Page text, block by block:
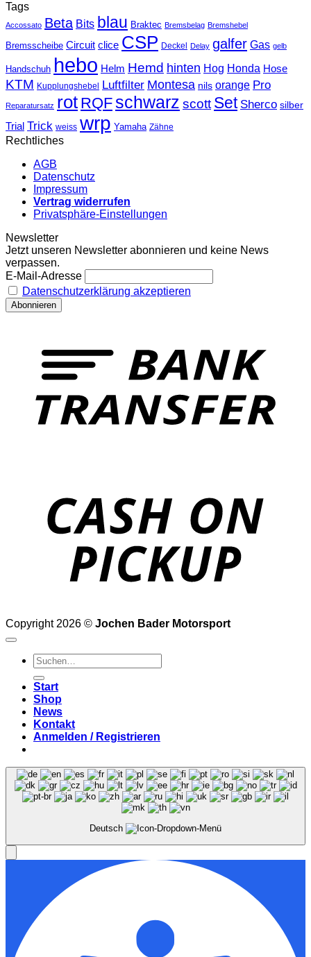
Tags
Accossato Beta Bits blau Braktec Bremsbelag Bremshebel
Bremsscheibe Circuit clice CSP Deckel Delay galfer Gas gelb
Handschuh hebo Helm Hemd hinten Hog Honda Hose
KTM Kupplungshebel Luftfilter Montesa nils orange Pro
Reparatursatz rot RQF schwarz scott Set Sherco silber
Trial Trick weiss wrp Yamaha Zähne
Rechtliches
AGB
Datenschutz
Impressum
Vertrag widerrufen
Privatsphäre-Einstellungen
Newsletter
Jetzt unseren Newsletter abonnieren und keine News
verpassen.
E-Mail-Adresse
Datenschutzerklärung akzeptieren
Copyright 2026 © Jochen Bader Motorsport
Suchen
nach:
Start
Shop
News
Kontakt
Anmelden / Registrieren
Deutsch